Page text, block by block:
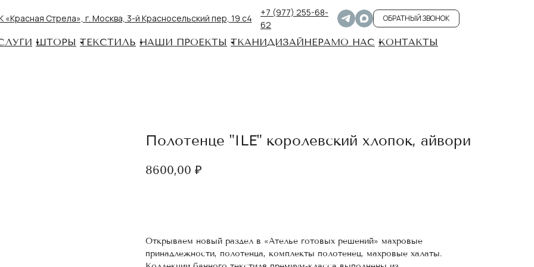
ШТОРЫ ТЕКСТИЛЬ НАШИ ПРОЕКТЫ ТКАНИДИЗАЙНЕРАМО НАС КОНТАКТЫ
+7 (977) 255-68-
62
ОБРАТНЫЙ ЗВОНОК
«Красная Стрела», г. Москва, 3-й Красносельский пер, 19 с4
Полотенце "ILE" королевский хлопок, айвори
8600,00 ₽
Открываем новый раздел в «Ателье готовых решений» махровые
принадлежности, полотенца, комплекты полотенец, махровые халаты.